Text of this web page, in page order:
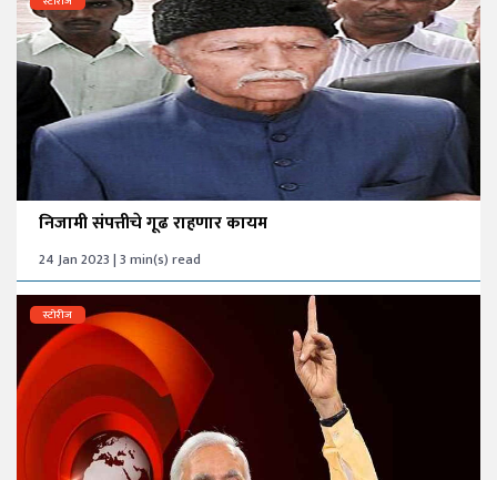
निजामी संपत्तीचे गूढ राहणार कायम
24 Jan 2023 | 3 min(s) read
स्टोरीज